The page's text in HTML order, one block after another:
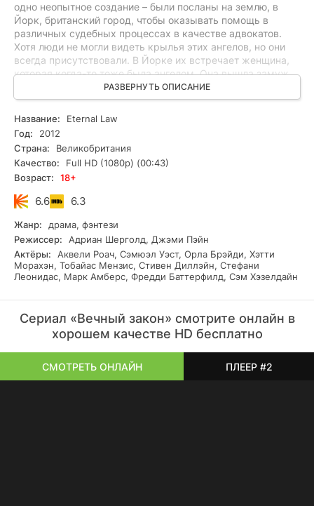
одно неопытное создание – были посланы на землю, в
Йорк, британский город, чтобы оказывать помощь в
различных судебных процессах в качестве адвокатов.
Хотя люди не могли видеть крылья этих ангелов, но они
всегда присутствовали. В Йорке их встречает женщина,
которая когда-то тоже была ангелом. Она вышла замуж
за смертного и стала обычным смертным существом,
занимающимся офисными делами и домашними
хлопотами. В суде их ждёт падший ангел по имени Ричард
уже влюбился во время его предыдущего посещения
земли, но она его не узнаёт. Ангелы имеют возможность
направлять людей в нужное русло, но им не разрешено
вмешиваться и действовать вместо них.
РАЗВЕРНУТЬ ОПИСАНИЕ
Название:
Eternal Law
Год:
2012
Страна:
Великобритания
Качество:
Full HD (1080p) (00:43)
Возраст:
18+
6.6 6.3
Жанр:
драма, фэнтези
Режиссер:
Адриан Шерголд, Джэми Пэйн
Актёры:
Аквели Роач, Сэмюэл Уэст, Орла Брэйди, Хэтти
Морахэн, Тобайас Мензис, Стивен Диллэйн, Стефани
Леонидас, Марк Амберс, Фредди Баттерфилд, Сэм Хэзелдайн
Сериал «Вечный закон» смотрите онлайн в
хорошем качестве HD бесплатно
СМОТРЕТЬ ОНЛАЙН ПЛЕЕР #2